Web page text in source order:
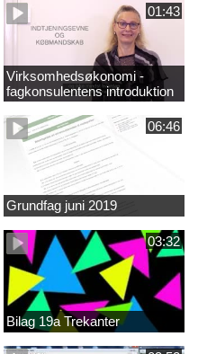
01:43
Virksomhedsøkonomi -
fagkonsulentens introduktion
til faget
06:46
Grundfag juni 2019
03:32
Bilag 19a Trekanter